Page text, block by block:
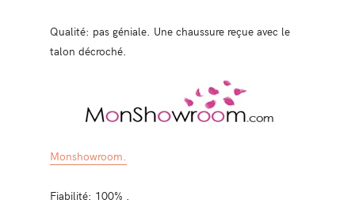
Qualité: pas géniale. Une chaussure reçue avec le
talon décroché.
Monshowroom.
Fiabilité: 100% .